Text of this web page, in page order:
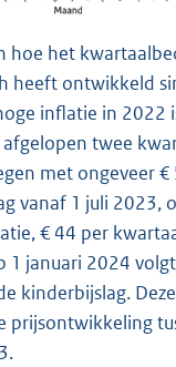
hoe het
heeft ontwikkeld
inflatie in 2022
twee
met ongeveer €
vanaf 1 juli 2023,
€ 44 per
1 januari 2024
kinderbijslag.
prijsontwikkeling